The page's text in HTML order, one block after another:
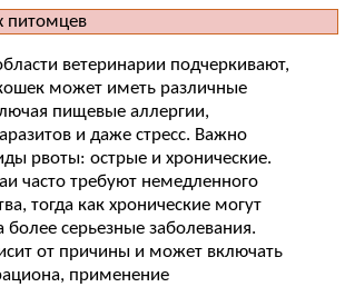
ветеринарии подчеркивают,
может иметь различные
пищевые аллергии,
и даже стресс. Важно
рвоты: острые и хронические.
часто требуют немедленного
тогда как хронические могут
более серьезные заболевания.
от причины и может включать
применение